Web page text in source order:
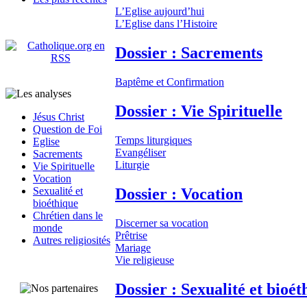
Jésus Christ
Question de Foi
Eglise
Sacrements
Vie Spirituelle
Vocation
Sexualité et
bioéthique
Chrétien dans le
monde
Autres religiosités
L’Eglise aujourd’hui
L’Eglise dans l’Histoire
Dossier : Sacrements
Baptême et Confirmation
Dossier : Vie Spirituelle
Temps liturgiques
Evangéliser
Liturgie
Dossier : Vocation
Discerner sa vocation
Prêtrise
Mariage
Vie religieuse
Dossier : Sexualité et